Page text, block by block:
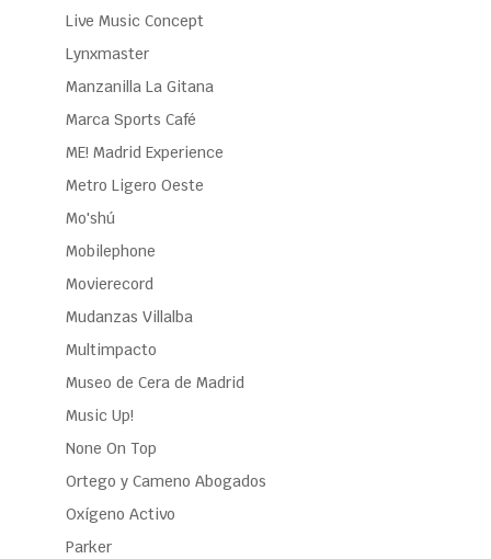
Live Music Concept
Lynxmaster
Manzanilla La Gitana
Marca Sports Café
ME! Madrid Experience
Metro Ligero Oeste
Mo'shú
Mobilephone
Movierecord
Mudanzas Villalba
Multimpacto
Museo de Cera de Madrid
Music Up!
None On Top
Ortego y Cameno Abogados
Oxígeno Activo
Parker